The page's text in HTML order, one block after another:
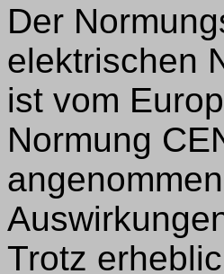
Der
elektrischen
ist vom
Normung
Trotz